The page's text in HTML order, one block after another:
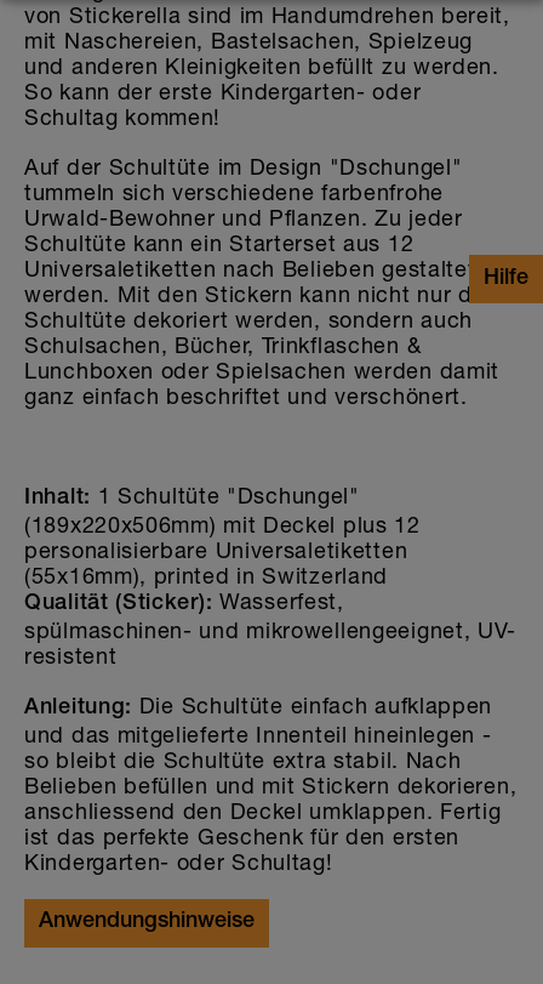
von Stickerella sind im Handumdrehen bereit,
mit Naschereien, Bastelsachen, Spielzeug
und anderen Kleinigkeiten befüllt zu werden.
So kann der erste Kindergarten- oder
Schultag kommen!
Auf der Schultüte im Design "Dschungel"
tummeln sich verschiedene farbenfrohe
Urwald-Bewohner und Pflanzen. Zu jeder
Schultüte kann ein Starterset aus 12
Universaletiketten nach Belieben gestaltet
werden. Mit den Stickern kann nicht nur die
Schultüte dekoriert werden, sondern auch
Schulsachen, Bücher, Trinkflaschen &
Lunchboxen oder Spielsachen werden damit
ganz einfach beschriftet und verschönert.
Inhalt: 1 Schultüte "Dschungel"
(189x220x506mm) mit Deckel plus 12
personalisierbare Universaletiketten
(55x16mm), printed in Switzerland
Qualität (Sticker): Wasserfest,
spülmaschinen- und mikrowellengeeignet, UV-
resistent
Anleitung: Die Schultüte einfach aufklappen
und das mitgelieferte Innenteil hineinlegen -
so bleibt die Schultüte extra stabil. Nach
Belieben befüllen und mit Stickern dekorieren,
anschliessend den Deckel umklappen. Fertig
ist das perfekte Geschenk für den ersten
Kindergarten- oder Schultag!
Anwendungshinweise